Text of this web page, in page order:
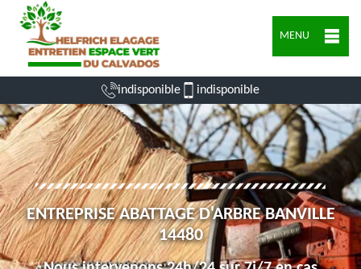
MENU
indisponible indisponible
ENTREPRISE ABATTAGE D'ARBRE BANVILLE
14480